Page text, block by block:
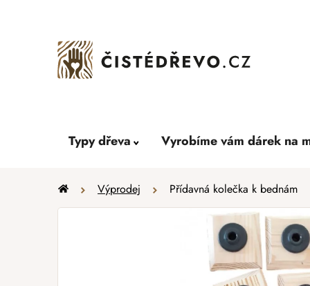
Typy dřeva Vyrobíme vám dárek na
Domů Výprodej Přídavná kolečka k bednám